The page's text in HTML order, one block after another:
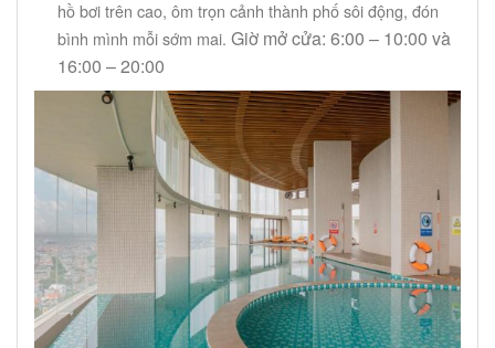
hồ bơi trên cao, ôm trọn cảnh thành phố sôi động, đón
bình mình mỗi sớm mai. Giờ mở cửa: 6:00 – 10:00 và
16:00 – 20:00